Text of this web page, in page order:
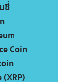
ซี่
Coin
(XRP)